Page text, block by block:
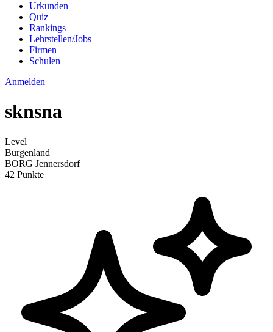
Urkunden
Quiz
Rankings
Lehrstellen/Jobs
Firmen
Schulen
Anmelden
sknsna
Level
Burgenland
BORG Jennersdorf
42 Punkte